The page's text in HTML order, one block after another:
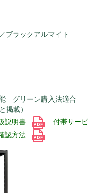
ブラックアルマイト
グリーン購入法適合
掲載）
説明書
付帯サービ
認方法